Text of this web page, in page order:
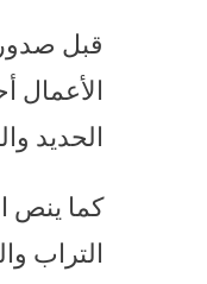
قبل
الأعمال
الحديد والصلب تقدر
كما ينص